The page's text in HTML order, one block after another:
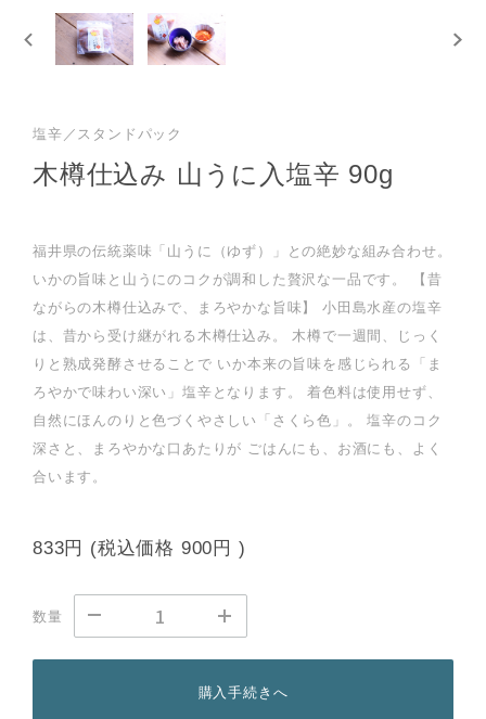
塩辛／スタンドパック
木樽仕込み 山うに入塩辛 90g
福井県の伝統薬味「山うに（ゆず）」との絶妙な組み合わせ。
いかの旨味と山うにのコクが調和した贅沢な一品です。 【昔
ながらの木樽仕込みで、まろやかな旨味】 小田島水産の塩辛
は、昔から受け継がれる木樽仕込み。 木樽で一週間、じっく
りと熟成発酵させることで いか本来の旨味を感じられる「ま
ろやかで味わい深い」塩辛となります。 着色料は使用せず、
自然にほんのりと色づくやさしい「さくら色」。 塩辛のコク
深さと、まろやかな口あたりが ごはんにも、お酒にも、よく
合います。
833円 (税込価格 900円 )
数量
購入手続きへ